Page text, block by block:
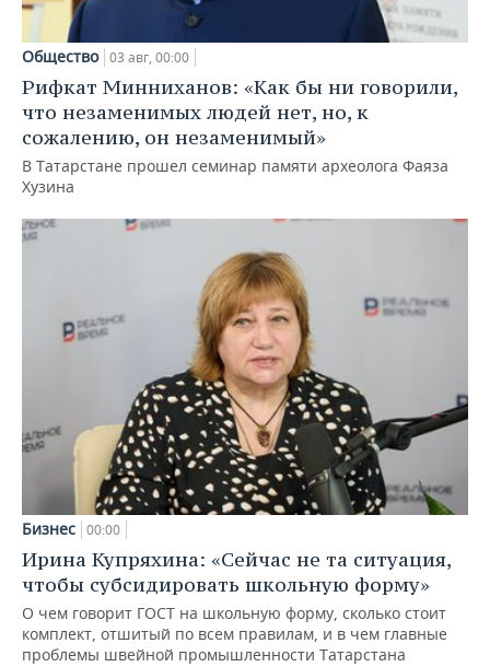
Общество 03 авг, 00:00
Рифкат Минниханов: «Как бы ни говорили,
что незаменимых людей нет, но, к
сожалению, он незаменимый»
В Татарстане прошел семинар памяти археолога Фаяза
Хузина
Бизнес 00:00
Ирина Купряхина: «Сейчас не та ситуация,
чтобы субсидировать школьную форму»
О чем говорит ГОСТ на школьную форму, сколько стоит
комплект, отшитый по всем правилам, и в чем главные
проблемы швейной промышленности Татарстана